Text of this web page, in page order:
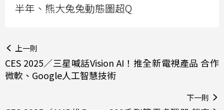
半年、熊大兔兔動態圖超Q
上一則
CES 2025／三星喊話Vision AI！推全新電視產品 合作
微軟、Google人工智慧技術
下一則